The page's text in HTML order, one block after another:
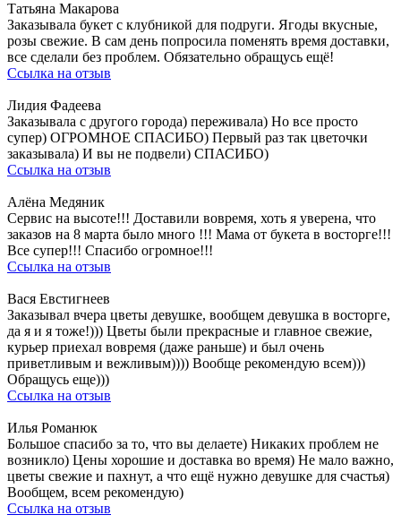
Татьяна Макарова
Заказывала букет с клубникой для подруги. Ягоды вкусные,
розы свежие. В сам день попросила поменять время доставки,
все сделали без проблем. Обязательно обращусь ещё!
Ссылка на отзыв
Лидия Фадеева
Заказывала с другого города) переживала) Но все просто
супер) ОГРОМНОЕ СПАСИБО) Первый раз так цветочки
заказывала) И вы не подвели) СПАСИБО)
Ссылка на отзыв
Алёна Медяник
Сервис на высоте!!! Доставили вовремя, хоть я уверена, что
заказов на 8 марта было много !!! Мама от букета в восторге!!!
Все супер!!! Спасибо огромное!!!
Ссылка на отзыв
Вася Евстигнеев
Заказывал вчера цветы девушке, вообщем девушка в восторге,
да я и я тоже!))) Цветы были прекрасные и главное свежие,
курьер приехал вовремя (даже раньше) и был очень
приветливым и вежливым)))) Вообще рекомендую всем)))
Обращусь еще)))
Ссылка на отзыв
Илья Романюк
Большое спасибо за то, что вы делаете) Никаких проблем не
возникло) Цены хорошие и доставка во время) Не мало важно,
цветы свежие и пахнут, а что ещё нужно девушке для счастья)
Вообщем, всем рекомендую)
Ссылка на отзыв